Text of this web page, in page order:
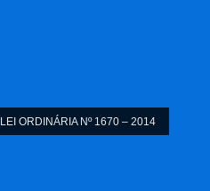
LEI ORDINÁRIA Nº 1670 – 2014